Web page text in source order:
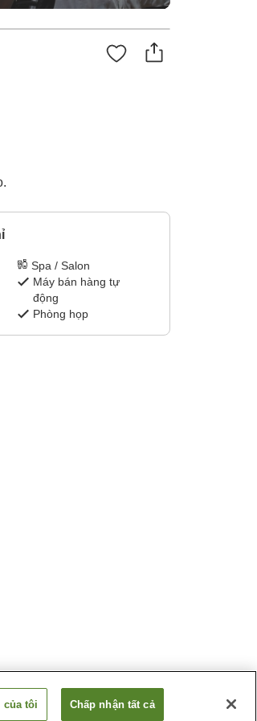
Spa / Salon
Máy bán hàng tự
động
Phòng họp
của tôi Chấp nhận tất cả